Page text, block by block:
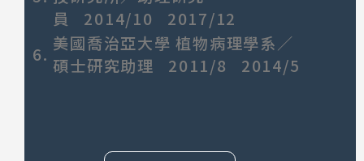
員 2014/10 2017/12
6. 美國喬治亞大學 植物病理學系／
碩士研究助理 2011/8 2014/5